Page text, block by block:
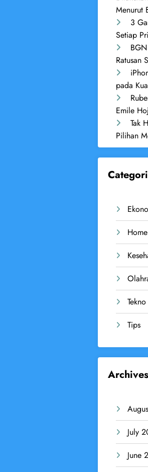
Menurut
3
Setiap
Ratusan
pada
Emile
Tak
Pilihan
Home
Tekno
Tips
Archives
July
June